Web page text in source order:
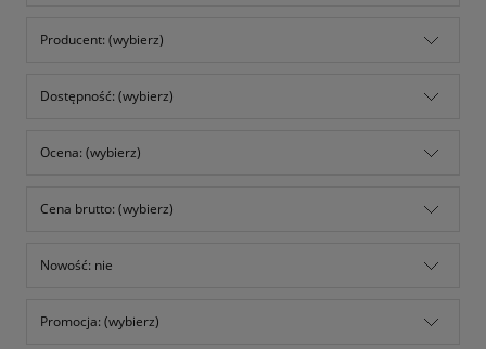
Producent: (wybierz)
Dostępność: (wybierz)
Ocena: (wybierz)
Cena brutto: (wybierz)
Nowość: nie
Promocja: (wybierz)